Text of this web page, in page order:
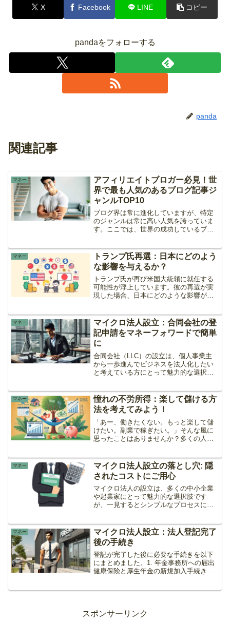
X Facebook LINE コピー
pandaをフォローする
panda
関連記事
マネー
アフィリエイトブロガー必見！世
界で最も人気のあるブログ記事ジ
ャンルTOP10
ブログ界は常に進化していますが、特定
のジャンルは常に高い人気を誇っていま
す。ここでは、世界の成功しているブロ
のジャンルは、読者の関心を引きつける
だけでなく、アフィリエイ...
マネー
トランプ氏再選：日本にどのよう
な影響を与えるか？
トランプ氏が再び米国大統領に就任する
可能性が浮上しています。彼の再選が実
現した場合、日本にどのような影響があ
す。経済面の影響1. 貿易政策の見直しト
ランプ氏は以前の任期中...
マネー
マイクロ法人設立：合同会社の登
記申請をマネーフォワードで簡単
に
合同会社（LLC）の設立は、個人事業主
から一歩進んでビジネスを法人化したい
と考えている方にとって魅力的な選択肢
のがマネーフォワードの法人設立サービ
スでした。この記事で...
マネー
憧れの不労所得：楽して儲ける方
法を考えてみよう！
「あー、働きたくない。もっと楽して儲
けたい。副業で稼ぎたい。」そんな風に
思ったことはありませんか？多くの人が
す。今回は、不労所得の具体的な方法と
それぞれのリスクについて考...
マネー
マイクロ法人設立の落とし穴: 隠
されたコストにご用心
マイクロ法人の設立は、多くの中小企業
や起業家にとって魅力的な選択肢です
が、一見するとシンプルなプロセスに見
士報酬、登記申請時の手数料、法人税、
法人市民税など、マイクロ法...
マネー
マイクロ法人設立：法人登記完了
後の手続き
登記が完了した後に必要な手続きを以下
にまとめました。1. 年金事務所への届出
健康保険と厚生年金の新規加入手続きを
スポンサーリンク